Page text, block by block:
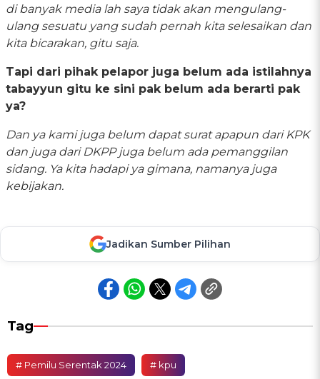
di banyak media lah saya tidak akan mengulang-
ulang sesuatu yang sudah pernah kita selesaikan dan
kita bicarakan, gitu saja.
Tapi dari pihak pelapor juga belum ada istilahnya
tabayyun gitu ke sini pak belum ada berarti pak
ya?
Dan ya kami juga belum dapat surat apapun dari KPK
dan juga dari DKPP juga belum ada pemanggilan
sidang. Ya kita hadapi ya gimana, namanya juga
kebijakan.
Jadikan Sumber Pilihan
Tag
# Pemilu Serentak 2024 # kpu